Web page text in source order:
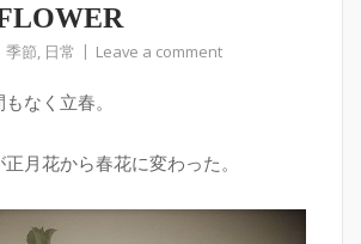
季節 日常 Leave a comment
なく立春。
月花から春花に変わった。